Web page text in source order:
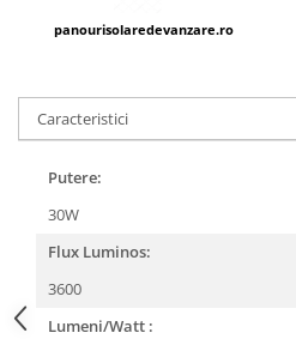
panourisolaredevanzare.ro
Caracteristici
Putere:
30W
Flux Luminos:
3600
Lumeni/Watt :